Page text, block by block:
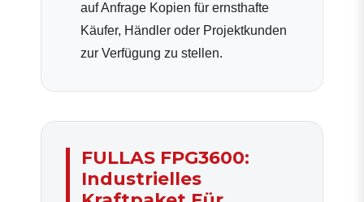
auf Anfrage Kopien für ernsthafte
Käufer, Händler oder Projektkunden
zur Verfügung zu stellen.
FULLAS FPG3600:
Industrielles